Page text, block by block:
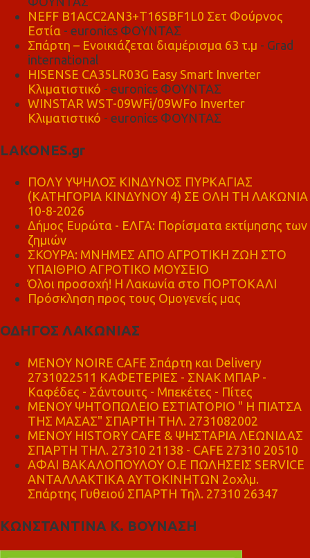
NEFF B1ACC2AN3+T16SBF1L0 Σετ Φούρνος
Εστία - euronics ΦΟΥΝΤΑΣ
Σπάρτη – Ενοικιάζεται διαμέρισμα 63 τ.μ - Grad
international
HISENSE CA35LR03G Easy Smart Inverter
Κλιματιστικό - euronics ΦΟΥΝΤΑΣ
WINSTAR WST-09WFi/09WFo Inverter
Κλιματιστικό - euronics ΦΟΥΝΤΑΣ
LAKONES.gr
ΠΟΛΥ ΥΨΗΛΟΣ ΚΙΝΔΥΝΟΣ ΠΥΡΚΑΓΙΑΣ
(ΚΑΤΗΓΟΡΙΑ ΚΙΝΔΥΝΟΥ 4) ΣΕ ΟΛΗ ΤΗ ΛΑΚΩΝΙΑ
10-8-2026
Δήμος Ευρώτα - ΕΛΓΑ: Πορίσματα εκτίμησης των
ζημιών
ΣΚΟΥΡΑ: ΜΝΗΜΕΣ ΑΠΟ ΑΓΡΟΤΙΚΗ ΖΩΗ ΣΤΟ
ΥΠΑΙΘΡΙΟ ΑΓΡΟΤΙΚΟ ΜΟΥΣΕΙΟ
Όλοι προσοχή! Η Λακωνία στο ΠΟΡΤΟΚΑΛΙ
Πρόσκληση προς τους Ομογενείς μας
ΟΔΗΓΟΣ ΛΑΚΩΝΙΑΣ
MENOY NOIRE CAFE Σπάρτη και Delivery
2731022511 ΚΑΦΕΤΕΡΙΕΣ - ΣΝΑΚ ΜΠΑΡ -
Καφέδες - Σάντουιτς - Μπεκέτες - Πίτες
ΜΕΝΟΥ ΨΗΤΟΠΩΛΕΙΟ ΕΣΤΙΑΤΟΡΙΟ " Η ΠΙΑΤΣΑ
ΤΗΣ ΜΑΣΑΣ" ΣΠΑΡΤΗ ΤΗΛ. 2731082002
ΜΕΝΟΥ HISTORY CAFE & ΨΗΣΤΑΡΙΑ ΛΕΩΝΙΔΑΣ
ΣΠΑΡΤΗ ΤΗΛ. 27310 21138 - CAFE 27310 20510
ΑΦΑΙ ΒΑΚΑΛΟΠΟΥΛΟΥ Ο.Ε ΠΩΛΗΣΕΙΣ SERVICE
ΑΝΤΑΛΛΑΚΤΙΚΑ ΑΥΤΟΚΙΝΗΤΩΝ 2οχλμ.
Σπάρτης Γυθειού ΣΠΑΡΤΗ Τηλ. 27310 26347
ΚΩΝΣΤΑΝΤΙΝΑ Κ. ΒΟΥΝΑΣΗ